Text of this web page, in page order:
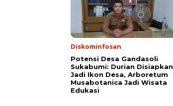
Diskominfosan
Potensi Desa Gandasoli
Sukabumi: Durian Disiapkan
Jadi Ikon Desa, Arboretum
Musabotanica Jadi Wisata
Edukasi